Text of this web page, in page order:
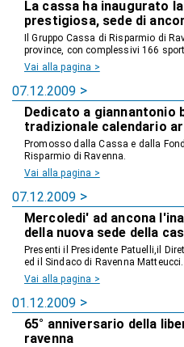
La cassa ha inaugurato
prestigiosa, sede di
Il Gruppo Cassa di Risparmio di
province, con complessivi 166
Vai alla pagina >
07.12.2009
Dedicato a giannantonio
tradizionale calendario
Promosso dalla Cassa e dalla
Risparmio di Ravenna.
Vai alla pagina >
07.12.2009
Mercoledi' ad ancona
della nuova sede della
Presenti il Presidente Patuelli,il
ed il Sindaco di Ravenna Matteucci.
Vai alla pagina >
01.12.2009
65° anniversario della
ravenna